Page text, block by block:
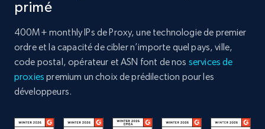
primé
400M+ monthly IPs de Proxy, une technologie de premier
ordre et la capacité de cibler n’importe quel pays, ville,
code postal, opérateur et ASN font de nos services de
proxies premium un choix de prédilection pour les
développeurs.